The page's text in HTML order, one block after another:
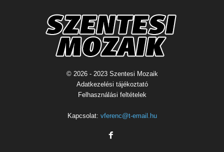
© 2026 - 2023 Szentesi Mozaik
Adatkezelési tájékoztató
Felhasználási feltételek
Kapcsolat: vferenc@t-email.hu